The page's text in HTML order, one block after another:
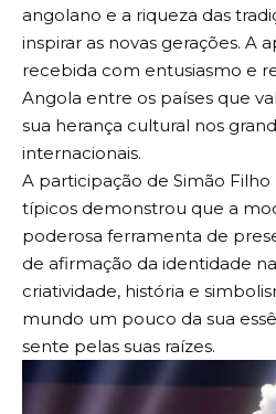
angolano e a riqueza das
inspirar as novas gerações. A
recebida com entusiasmo e
Angola entre os países que
sua herança cultural nos
internacionais.
A participação de Simão
típicos demonstrou que a
poderosa ferramenta de
de afirmação da identidade
criatividade, história e
mundo um pouco da sua
sente pelas suas raízes.